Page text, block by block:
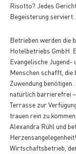
Risotto? Jedes
Begeisterung
Betrieben werden die
Hotelbetriebs GmbH.
Evangelische
Menschen schafft,
Zuwendung
natürlich barrierefrei
Terrasse zur
trauen rein zu
Alexandra Rühl und
Wirtschaftsbetrieb,